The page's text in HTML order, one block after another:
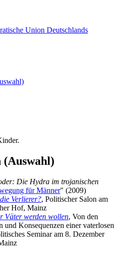
Union Deutschlands
(Auswahl)
Die Hydra im trojanischen
für Männer" (2009)
Verlierer?, Politischer Salon am
Hof, Mainz
Väter werden wollen, Von den
und Konsequenzen einer vaterlosen
Seminar am 8. Dezember